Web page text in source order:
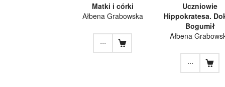
Matki i córki
Ałbena Grabowska
...
Uczniowie
Hippokratesa.
Bogumił
Ałbena
...